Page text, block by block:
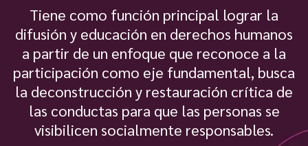
Plenario de Consejeros
Estadísticas
Presupuesto, compras, nómina de personal y
escala salarial.
Memorias
Innovación en la Justicia
Visualización de Datos
Redes Internacionales
Encuentros anteriores
Nuestros Co-creadores
Participación Ciudadana
Programa Acceso Comunitario a Justicia
Programa Protagonistas de Justicia
Innovación e incidencia
Programa Educación en Derechos Humanos
Novedades
Preguntas Frecuentes
Contacto
Tiene como función principal lograr la
difusión y educación en derechos humanos
a partir de un enfoque que reconoce a la
participación como eje fundamental, busca
la deconstrucción y restauración crítica de
las conductas para que las personas se
visibilicen socialmente responsables.